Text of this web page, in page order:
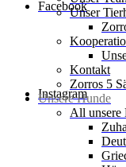
Facebook
Instagram
Unser
Kontakt
Zorros 5
Unsere Hunde
All unsere